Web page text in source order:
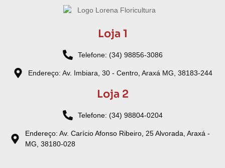
Loja 1
Telefone: (34) 98856-3086
Endereço: Av. Imbiara, 30 - Centro, Araxá MG, 38183-244
Loja 2
Telefone: (34) 98804-0204
Endereço: Av. Carício Afonso Ribeiro, 25 Alvorada, Araxá -
MG, 38180-028